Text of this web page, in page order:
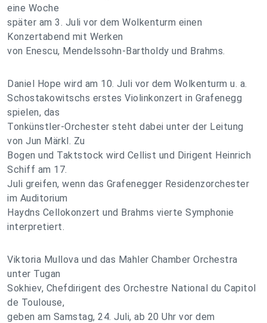
eine Woche
später am 3. Juli vor dem Wolkenturm einen
Konzertabend mit Werken
von Enescu, Mendelssohn-Bartholdy und Brahms.
Daniel Hope wird am 10. Juli vor dem Wolkenturm u. a.
Schostakowitschs erstes Violinkonzert in Grafenegg
spielen, das
Tonkünstler-Orchester steht dabei unter der Leitung
von Jun Märkl. Zu
Bogen und Taktstock wird Cellist und Dirigent Heinrich
Schiff am 17.
Juli greifen, wenn das Grafenegger Residenzorchester
im Auditorium
Haydns Cellokonzert und Brahms vierte Symphonie
interpretiert.
Viktoria Mullova und das Mahler Chamber Orchestra
unter Tugan
Sokhiev, Chefdirigent des Orchestre National du Capitol
de Toulouse,
geben am Samstag, 24. Juli, ab 20 Uhr vor dem